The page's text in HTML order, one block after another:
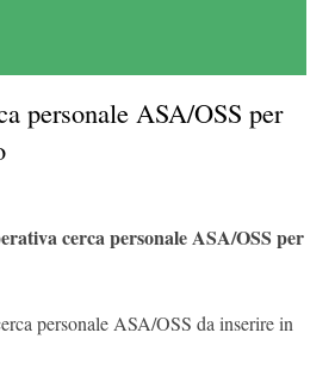
personale ASA/OSS per
cerca personale ASA/OSS per
personale ASA/OSS da inserire in